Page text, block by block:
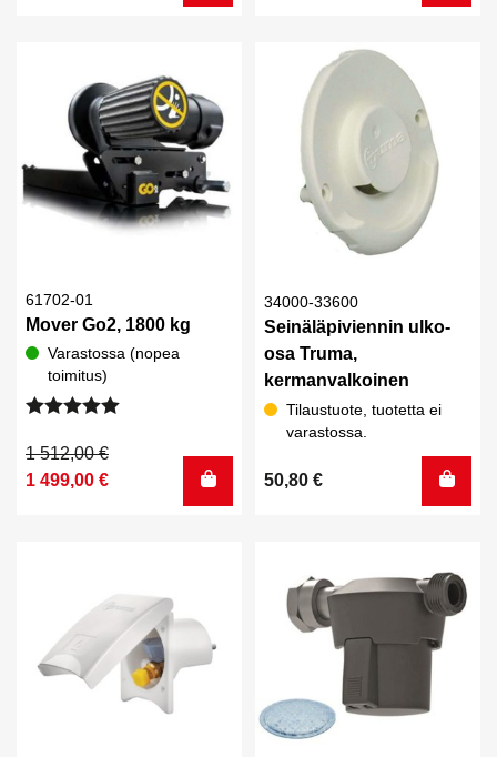
61702-01
Mover Go2, 1800 kg
Varastossa (nopea
toimitus)
tuotteesta:
/ 5
1 512,00€
Alkuperäinen
hinta
1 499,00 €
Nykyinen
hinta
34000-33600
Seinäläpiviennin ulko-
osa Truma,
kermanvalkoinen
Tilaustuote, tuotetta ei
varastossa.
50,80 €